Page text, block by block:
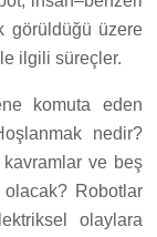
görüldüğü üzere
ilgili süreçler.
komuta eden
nedir?
ve beş
Robotlar
olaylara